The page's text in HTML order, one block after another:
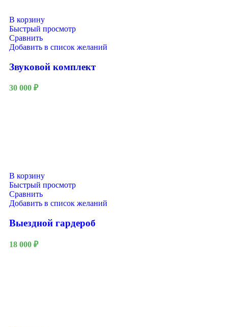
В корзину
Быстрый просмотр
Сравнить
Добавить в список желаний
Звуковой комплект
30 000 ₽
В корзину
Быстрый просмотр
Сравнить
Добавить в список желаний
Выездной гардероб
18 000 ₽